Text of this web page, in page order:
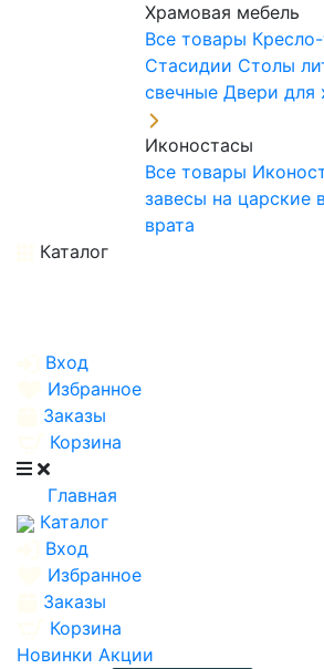
Храмовая мебель
Все товары
Стасидии Столы
свечные Двери для
Иконостасы
Все товары
завесы на царские
врата
Каталог
Вход
Избранное
Заказы
Корзина
Главная
Каталог
Вход
Избранное
Заказы
Корзина
Новинки Акции